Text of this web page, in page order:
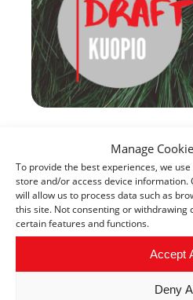
Manage
To provide the best experiences, we
store and/or access device information.
will allow us to process data such as
this site. Not consenting or withdrawing
certain features and functions.
Accept
Deny
paikallisia tiimejä
Draft Program
pohtivilla tiimeillä myös
mahdollisuus saada
Etusivun nosto, Kuopio ,
Tapahtumat